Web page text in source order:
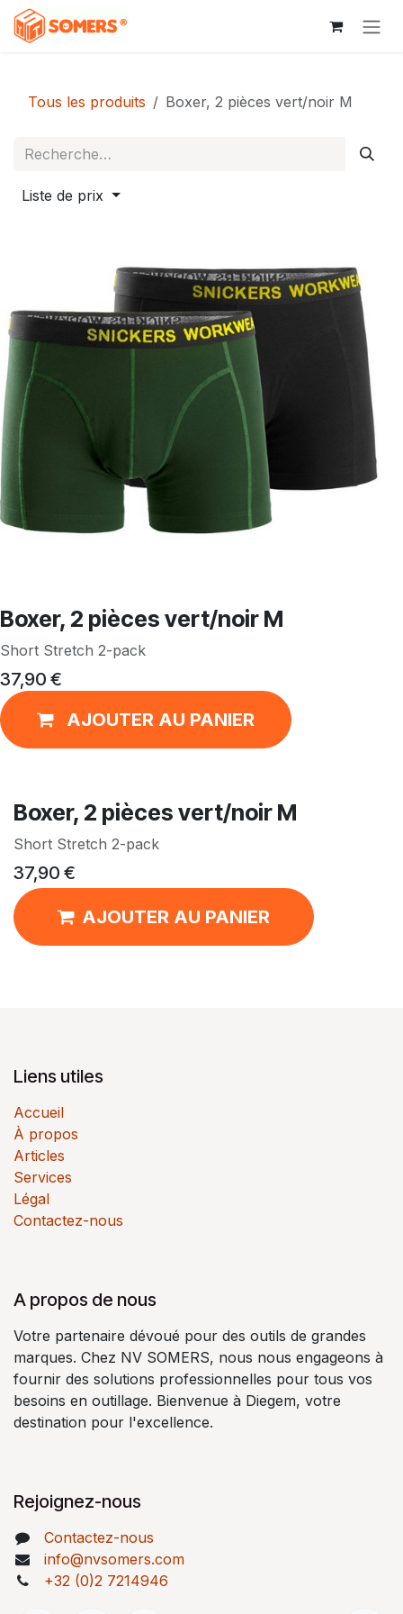
Se rendre au contenu
Tous les produits Boxer, 2 pièces vert/noir M
Liste de prix
Boxer, 2 pièces vert/noir M
Short Stretch 2-pack
37,90 €
AJOUTER AU PANIER
Boxer, 2 pièces vert/noir M
Short Stretch 2-pack
37,90 €
AJOUTER AU PANIER
Liens utiles
Accueil
À propos
Articles
Services
Légal
Contactez-nous
A propos de nous
Votre partenaire dévoué pour des outils de grandes
marques. Chez NV SOMERS, nous nous engageons à
fournir des solutions professionnelles pour tous vos
besoins en outillage. Bienvenue à Diegem, votre
destination pour l'excellence.
Rejoignez-nous
Contactez-nous
info@nvsomers.com
+32 (0)2 7214946